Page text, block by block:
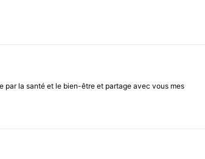
la santé et le bien-être et partage avec vous mes